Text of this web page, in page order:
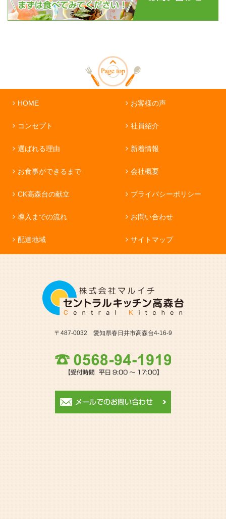
HOME
コンセプト
選ばれる理由
お食事ができるまで
CK高森台の献立
導入までの流れ
配達地域
お客様の声
社員紹介
新着情報
会社概要
プライバシーポリシー
お問い合わせ
サイトマップ
〒487-0032 愛知県春日井市高森台4-16-9